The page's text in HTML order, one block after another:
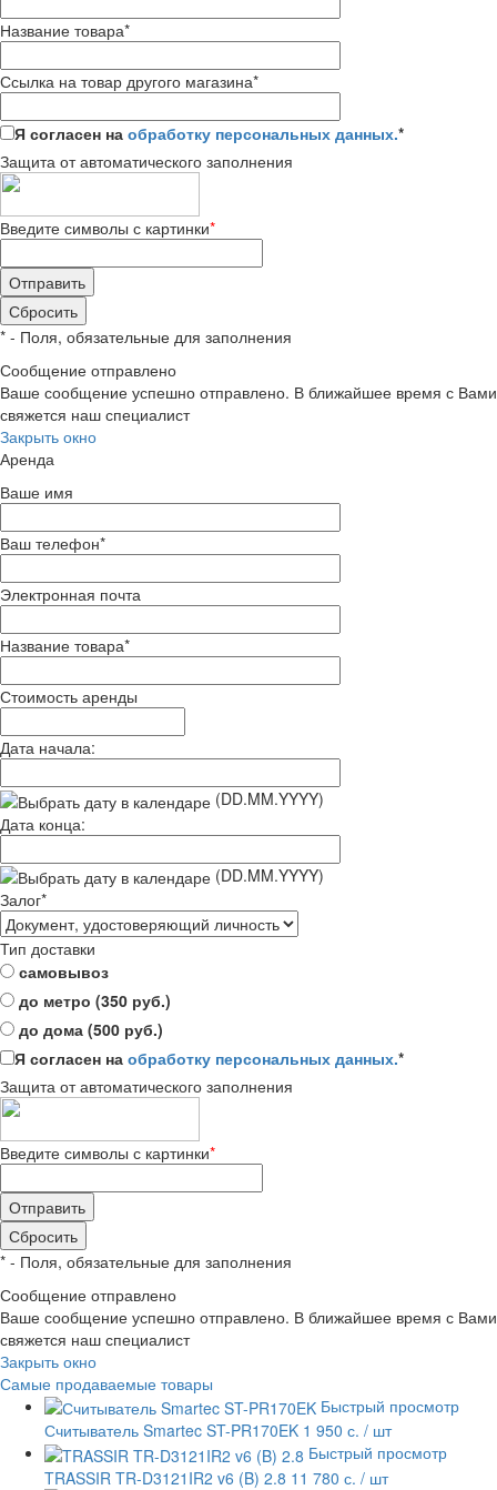
Название товара*
Ссылка на товар другого магазина*
Я согласен на обработку персональных данных.*
Защита от автоматического заполнения
Введите символы с картинки*
* - Поля, обязательные для заполнения
Сообщение отправлено
Ваше сообщение успешно отправлено. В ближайшее время с Вами
свяжется наш специалист
Закрыть окно
Аренда
Ваше имя
Ваш телефон*
Электронная почта
Название товара*
Стоимость аренды
Дата начала:
(DD.MM.YYYY)
Дата конца:
(DD.MM.YYYY)
Залог*
Тип доставки
самовывоз
до метро (350 руб.)
до дома (500 руб.)
Я согласен на обработку персональных данных.*
Защита от автоматического заполнения
Введите символы с картинки*
* - Поля, обязательные для заполнения
Сообщение отправлено
Ваше сообщение успешно отправлено. В ближайшее время с Вами
свяжется наш специалист
Закрыть окно
Самые продаваемые товары
Быстрый просмотр
Считыватель Smartec ST-PR170EK 1 950 с. / шт
Быстрый просмотр
TRASSIR TR-D3121IR2 v6 (B) 2.8 11 780 с. / шт